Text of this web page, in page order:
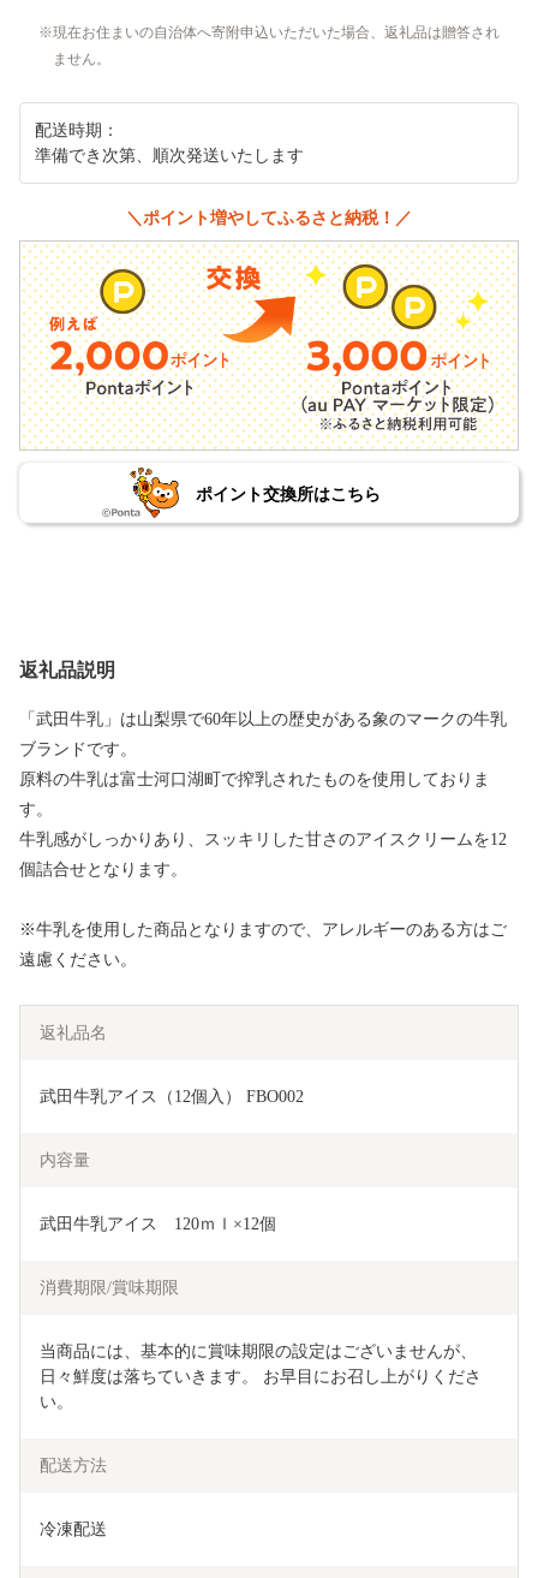
現在お住まいの自治体へ寄附申込いただいた場合、返礼品は贈答され
ません。
配送時期：
準備でき次第、順次発送いたします
＼ポイント増やしてふるさと納税！／
ポイント交換所はこちら
返礼品説明
「武田牛乳」は山梨県で60年以上の歴史がある象のマークの牛乳
ブランドです。
原料の牛乳は富士河口湖町で搾乳されたものを使用しておりま
す。
牛乳感がしっかりあり、スッキリした甘さのアイスクリームを12
個詰合せとなります。
※牛乳を使用した商品となりますので、アレルギーのある方はご
遠慮ください。
返礼品名
武田牛乳アイス（12個入） FBO002
内容量
武田牛乳アイス　120ｍｌ×12個
消費期限/賞味期限
当商品には、基本的に賞味期限の設定はございませんが、
日々鮮度は落ちていきます。 お早目にお召し上がりくださ
い。
配送方法
冷凍配送